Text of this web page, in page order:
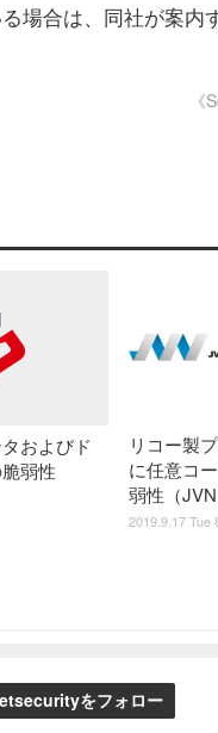
場合は、同社が案内
《
およびド
弱性
リコー製
に任意コ
弱性（JVN
2019.9.17 Tue
をフォロー